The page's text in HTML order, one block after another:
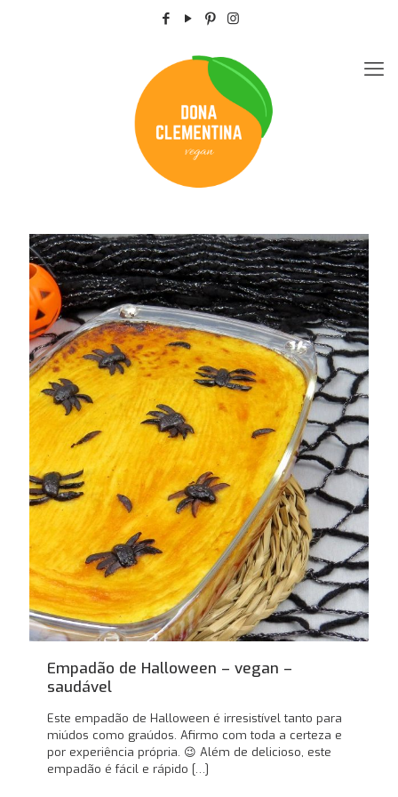
Empadão de Halloween – vegan –
saudável
Este empadão de Halloween é irresistível tanto para
miúdos como graúdos. Afirmo com toda a certeza e
por experiência própria. 😉 Além de delicioso, este
empadão é fácil e rápido […]